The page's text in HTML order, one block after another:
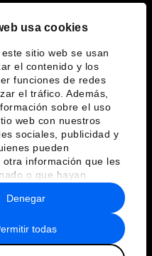
usa cookies
sitio web se usan
el contenido y los
funciones de redes
el tráfico. Además,
sobre el uso
web con nuestros
sociales, publicidad y
pueden
información que les
o que hayan
del uso que haya
todas
Denegar
normas de uso